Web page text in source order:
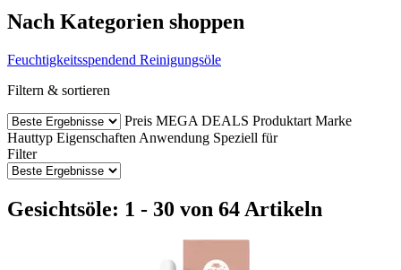
Nach Kategorien shoppen
Feuchtigkeitsspendend Reinigungsöle
Filtern & sortieren
Preis MEGA DEALS Produktart Marke
Hauttyp Eigenschaften Anwendung Speziell für
Filter
Gesichtsöle: 1 - 30 von 64 Artikeln